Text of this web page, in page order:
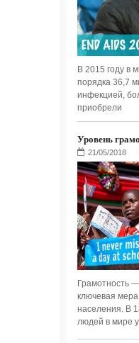
В 2015 году в
порядка 36,7
инфекцией,
приобрели
Уровень
Грамотность
ключевая
населения. В
людей в мире